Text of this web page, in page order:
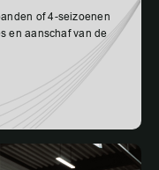
of 4-seizoenen
en aanschaf van de